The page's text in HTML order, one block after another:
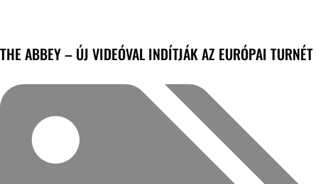
THE ABBEY – ÚJ VIDEÓVAL INDÍTJÁK AZ EURÓPAI TURNÉT